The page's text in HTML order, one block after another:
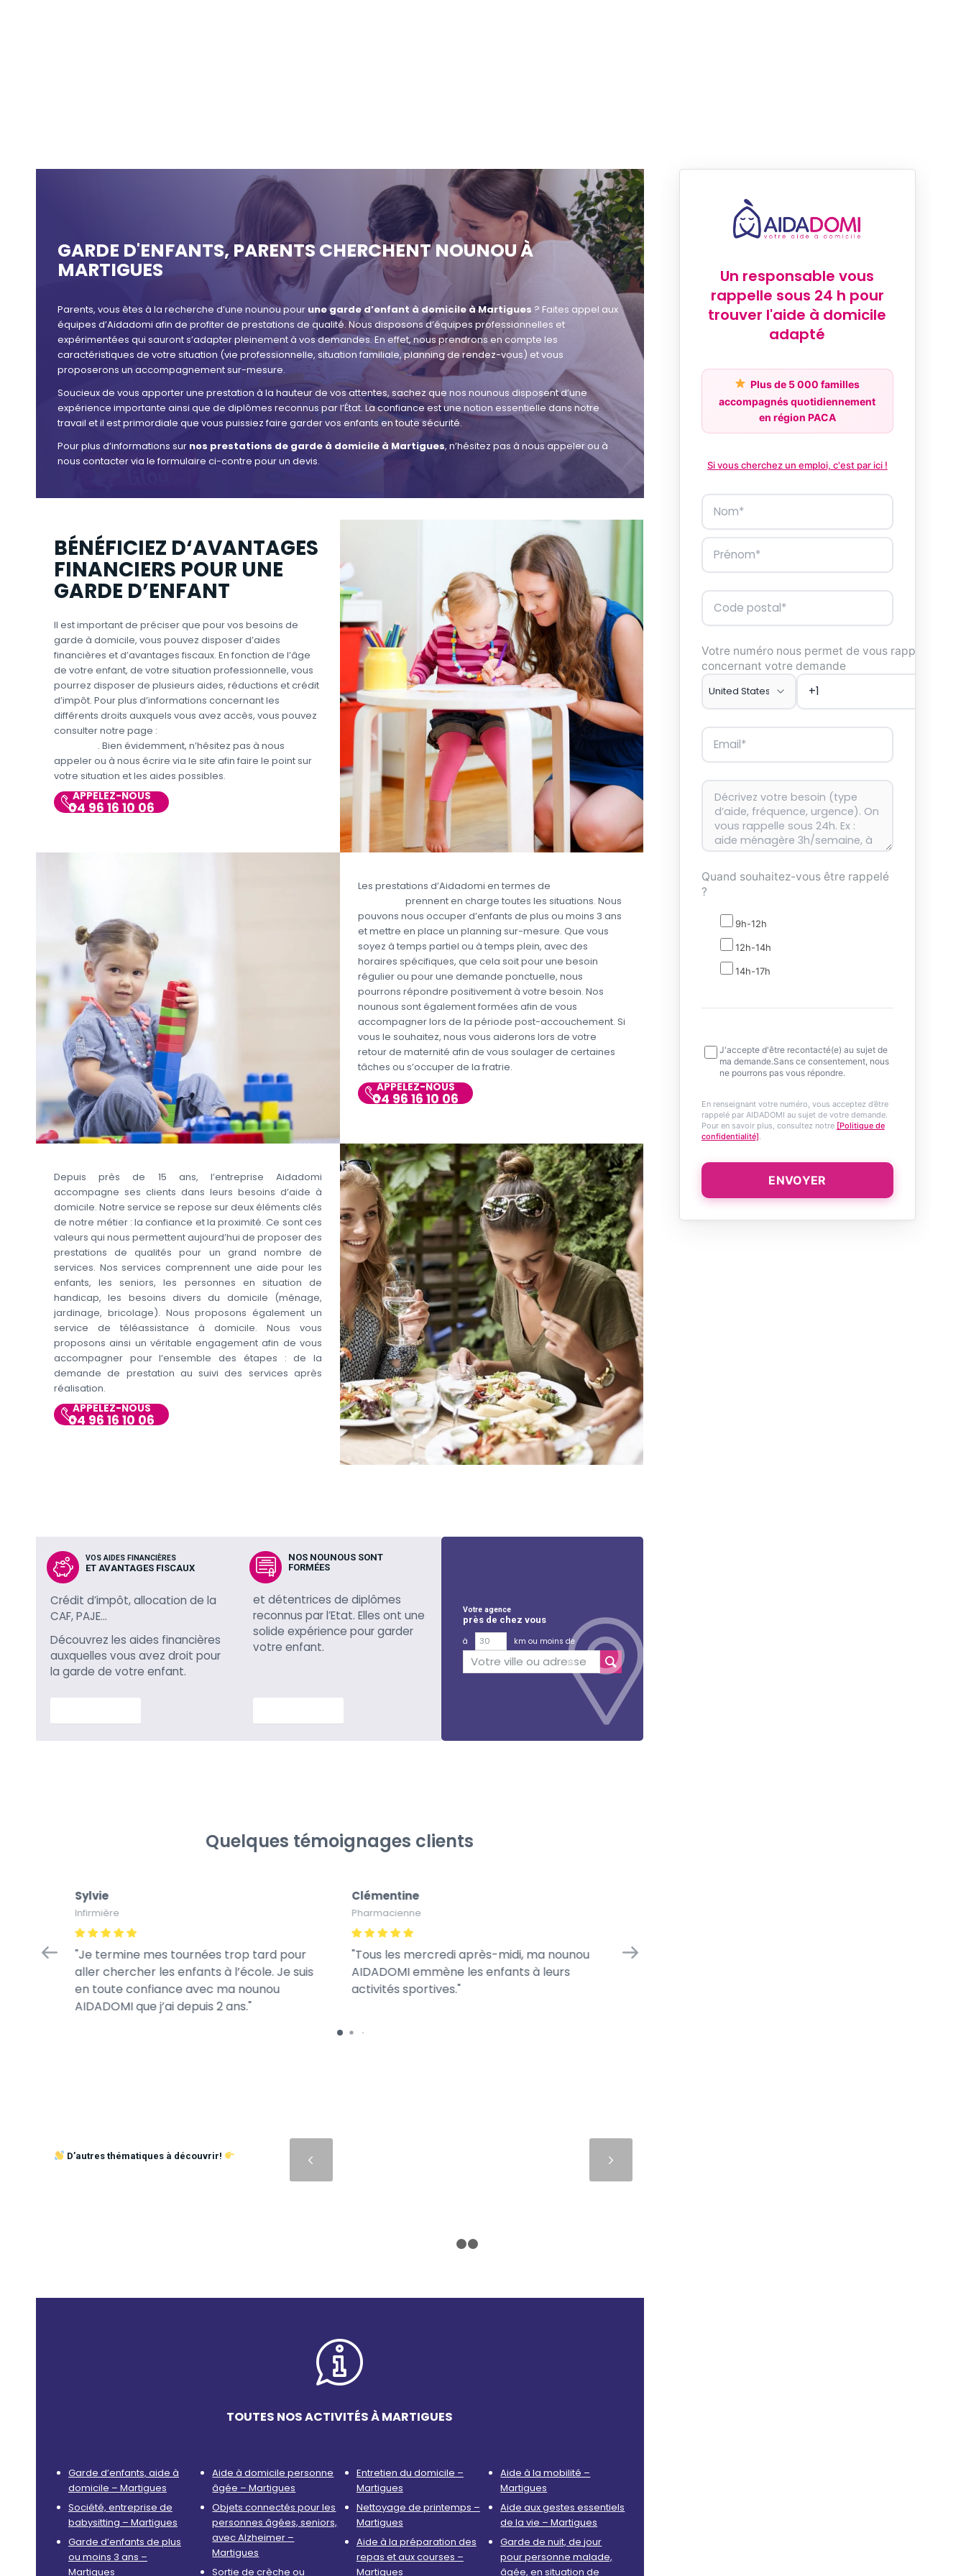
GARDE D'ENFANTS, PARENTS CHERCHENT NOUNOU À
MARTIGUES
Parents, vous êtes à la recherche d’une nounou pour une garde d’enfant à domicile à Martigues ? Faites appel aux
équipes d’Aidadomi afin de profiter de prestations de qualité. Nous disposons d’équipes professionnelles et
expérimentées qui sauront s’adapter pleinement à vos demandes. En effet, nous prendrons en compte les
caractéristiques de votre situation (vie professionnelle, situation familiale, planning de rendez-vous) et vous
proposerons un accompagnement sur-mesure.
Soucieux de vous apporter une prestation à la hauteur de vos attentes, sachez que nos nounous disposent d’une
expérience importante ainsi que de diplômes reconnus par l’État. La confiance est une notion essentielle dans notre
travail et il est primordiale que vous puissiez faire garder vos enfants en toute sécurité.
Pour plus d’informations sur nos prestations de garde à domicile à Martigues, n’hésitez pas à nous appeler ou à
nous contacter via le formulaire ci-contre pour un devis.
BÉNÉFICIEZ D‘AVANTAGES
FINANCIERS POUR UNE
GARDE D’ENFANT
Il est important de préciser que pour vos besoins de
garde à domicile, vous pouvez disposer d’aides
financières et d’avantages fiscaux. En fonction de l’âge
de votre enfant, de votre situation professionnelle, vous
pourrez disposer de plusieurs aides, réductions et crédit
d’impôt. Pour plus d’informations concernant les
différents droits auxquels vous avez accès, vous pouvez
consulter notre page :
. Bien évidemment, n’hésitez pas à nous
appeler ou à nous écrire via le site afin faire le point sur
votre situation et les aides possibles.
APPELEZ-NOUS
04 96 16 10 06
Les prestations d’Aidadomi en termes de
prennent en charge toutes les situations. Nous
pouvons nous occuper d’enfants de plus ou moins 3 ans
et mettre en place un planning sur-mesure. Que vous
soyez à temps partiel ou à temps plein, avec des
horaires spécifiques, que cela soit pour une besoin
régulier ou pour une demande ponctuelle, nous
pourrons répondre positivement à votre besoin. Nos
nounous sont également formées afin de vous
accompagner lors de la période post-accouchement. Si
vous le souhaitez, nous vous aiderons lors de votre
retour de maternité afin de vous soulager de certaines
tâches ou s’occuper de la fratrie.
APPELEZ-NOUS
04 96 16 10 06
Depuis près de 15 ans, l’entreprise Aidadomi
accompagne ses clients dans leurs besoins d’aide à
domicile. Notre service se repose sur deux éléments clés
de notre métier : la confiance et la proximité. Ce sont ces
valeurs qui nous permettent aujourd’hui de proposer des
prestations de qualités pour un grand nombre de
services. Nos services comprennent une aide pour les
enfants, les seniors, les personnes en situation de
handicap, les besoins divers du domicile (ménage,
jardinage, bricolage). Nous proposons également un
service de téléassistance à domicile. Nous vous
proposons ainsi un véritable engagement afin de vous
accompagner pour l’ensemble des étapes : de la
demande de prestation au suivi des services après
réalisation.
APPELEZ-NOUS
04 96 16 10 06
VOS AIDES FINANCIÈRES
ET AVANTAGES FISCAUX
Crédit d’impôt, allocation de la
CAF, PAJE…
Découvrez les aides financières
auxquelles vous avez droit pour
la garde de votre enfant.
NOS NOUNOUS SONT
FORMÉES
et détentrices de diplômes
reconnus par l’Etat. Elles ont une
solide expérience pour garder
votre enfant.
Votre agence
près de chez vous
à
km ou moins de
Quelques témoignages clients
Sylvie
Infirmière
Je termine mes tournées trop tard pour
aller chercher les enfants à l’école. Je suis
en toute confiance avec ma nounou
AIDADOMI que j’ai depuis 2 ans.
Clémentine
Pharmacienne
Tous les mercredi après-midi, ma nounou
AIDADOMI emmène les enfants à leurs
activités sportives.
En garde alternée, Sandrine, ma garde
D’autres thématiques à découvrir!
Précédent
TOUTES NOS ACTIVITÉS À MARTIGUES
Garde d’enfants, aide à
domicile – Martigues
Société, entreprise de
babysitting – Martigues
Garde d’enfants de plus
ou moins 3 ans –
Martigues
Aide à domicile personne
âgée – Martigues
Objets connectés pour les
personnes âgées, seniors,
avec Alzheimer –
Martigues
Sortie de crèche ou
Entretien du domicile –
Martigues
Nettoyage de printemps –
Martigues
Aide à la préparation des
repas et aux courses –
Martigues
Aide à la mobilité –
Martigues
Aide aux gestes essentiels
de la vie – Martigues
Garde de nuit, de jour
pour personne malade,
âgée, en situation de
Un responsable vous
rappelle sous 24 h pour
trouver l'aide à domicile
adapté
Plus de 5 000 familles
accompagnés quotidiennement
en région PACA
Si vous cherchez un emploi, c'est par ici !
Votre numéro nous permet de vous rappeler
concernant votre demande
Quand souhaitez-vous être rappelé
?
9h-12h
12h-14h
14h-17h
J'accepte d'être recontacté(e) au sujet de
ma demande.Sans ce consentement, nous
ne pourrons pas vous répondre.
En renseignant votre numéro, vous acceptez d’être
rappelé par AIDADOMI au sujet de votre demande.
Pour en savoir plus, consultez notre [Politique de
confidentialité]